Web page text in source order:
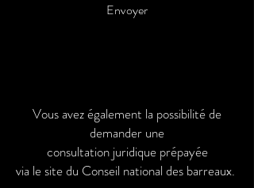
Envoyer
Vous avez également la possibilité de
demander une
consultation juridique prépayée
via le site du Conseil national des barreaux.